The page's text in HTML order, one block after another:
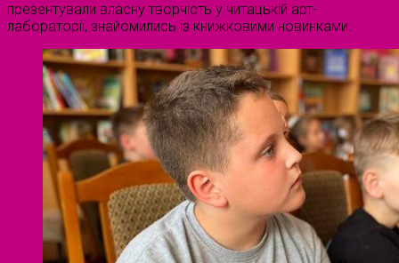
презентували власну творчість у читацькій арт-
лабораторії, знайомились із книжковими новинками.